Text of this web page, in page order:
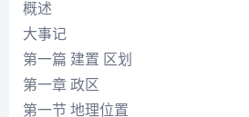
概述
大事记
第一篇 建置 区划
第一章 政区
第一节 地理位置